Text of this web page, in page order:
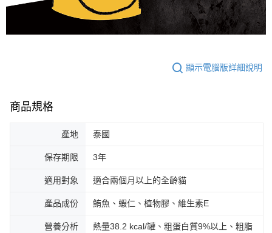
顯示電腦版詳細說明
商品規格
產地 泰國
保存期限 3年
適用對象 適合兩個月以上的全齡貓
產品成份 鮪魚、蝦仁、植物膠、維生素E
營養分析
熱量38.2 kcal/罐、粗蛋白質9%以上、粗脂